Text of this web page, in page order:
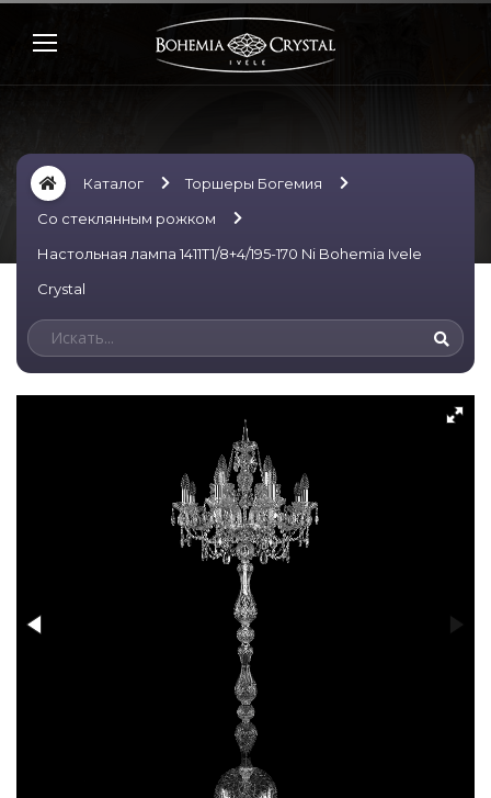
Каталог
Торшеры Богемия
Со стеклянным рожком
Настольная лампа 1411T1/8+4/195-170 Ni Bohemia Ivele
Crystal